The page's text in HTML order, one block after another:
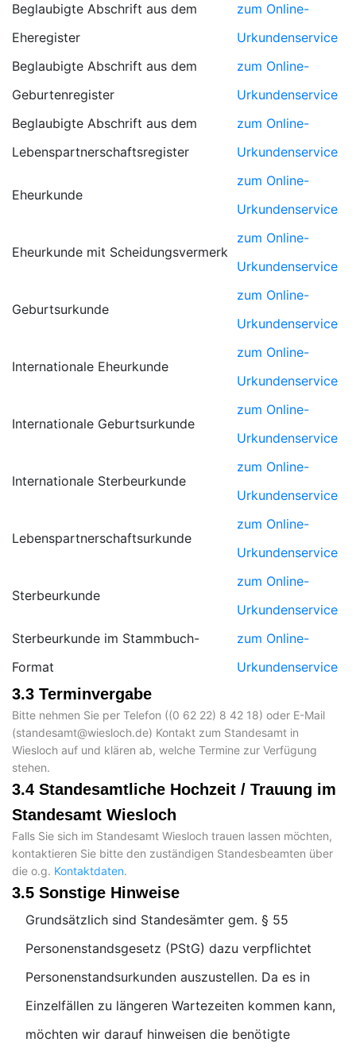
Beglaubigte Abschrift aus dem
Eheregister
zum Online-
Urkundenservice
Beglaubigte Abschrift aus dem
Geburtenregister
zum Online-
Urkundenservice
Beglaubigte Abschrift aus dem
Lebenspartnerschaftsregister
zum Online-
Urkundenservice
Eheurkunde
zum Online-
Urkundenservice
Eheurkunde mit Scheidungsvermerk
zum Online-
Urkundenservice
Geburtsurkunde
zum Online-
Urkundenservice
Internationale Eheurkunde
zum Online-
Urkundenservice
Internationale Geburtsurkunde
zum Online-
Urkundenservice
Internationale Sterbeurkunde
zum Online-
Urkundenservice
Lebenspartnerschaftsurkunde
zum Online-
Urkundenservice
Sterbeurkunde
zum Online-
Urkundenservice
Sterbeurkunde im Stammbuch-
Format
zum Online-
Urkundenservice
3.3 Terminvergabe
Bitte nehmen Sie per Telefon (
) oder E-Mail
(
) Kontakt zum Standesamt in
Wiesloch auf und klären ab, welche Termine zur Verfügung
stehen.
3.4 Standesamtliche Hochzeit / Trauung im
Standesamt Wiesloch
Falls Sie sich im Standesamt Wiesloch trauen lassen möchten,
kontaktieren Sie bitte den zuständigen Standesbeamten über
die o.g. Kontaktdaten.
3.5 Sonstige Hinweise
Grundsätzlich sind Standesämter gem. § 55
Personenstandsgesetz (PStG) dazu verpflichtet
Personenstandsurkunden auszustellen. Da es in
Einzelfällen zu längeren Wartezeiten kommen kann,
möchten wir darauf hinweisen die benötigte